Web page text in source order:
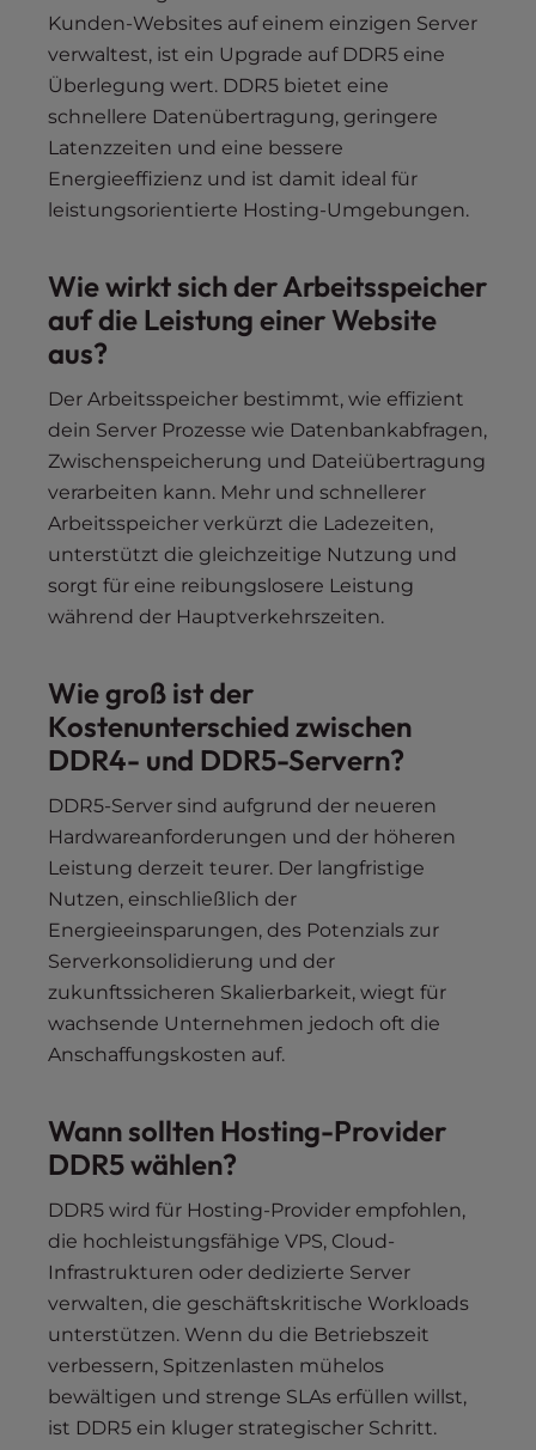
Kunden-Websites auf einem einzigen Server
verwaltest, ist ein Upgrade auf DDR5 eine
Überlegung wert. DDR5 bietet eine
schnellere Datenübertragung, geringere
Latenzzeiten und eine bessere
Energieeffizienz und ist damit ideal für
leistungsorientierte Hosting-Umgebungen.
Wie wirkt sich der Arbeitsspeicher
auf die Leistung einer Website
aus?
Der Arbeitsspeicher bestimmt, wie effizient
dein Server Prozesse wie Datenbankabfragen,
Zwischenspeicherung und Dateiübertragung
verarbeiten kann. Mehr und schnellerer
Arbeitsspeicher verkürzt die Ladezeiten,
unterstützt die gleichzeitige Nutzung und
sorgt für eine reibungslosere Leistung
während der Hauptverkehrszeiten.
Wie groß ist der
Kostenunterschied zwischen
DDR4- und DDR5-Servern?
DDR5-Server sind aufgrund der neueren
Hardwareanforderungen und der höheren
Leistung derzeit teurer. Der langfristige
Nutzen, einschließlich der
Energieeinsparungen, des Potenzials zur
Serverkonsolidierung und der
zukunftssicheren Skalierbarkeit, wiegt für
wachsende Unternehmen jedoch oft die
Anschaffungskosten auf.
Wann sollten Hosting-Provider
DDR5 wählen?
DDR5 wird für Hosting-Provider empfohlen,
die hochleistungsfähige VPS, Cloud-
Infrastrukturen oder dedizierte Server
verwalten, die geschäftskritische Workloads
unterstützen. Wenn du die Betriebszeit
verbessern, Spitzenlasten mühelos
bewältigen und strenge SLAs erfüllen willst,
ist DDR5 ein kluger strategischer Schritt.